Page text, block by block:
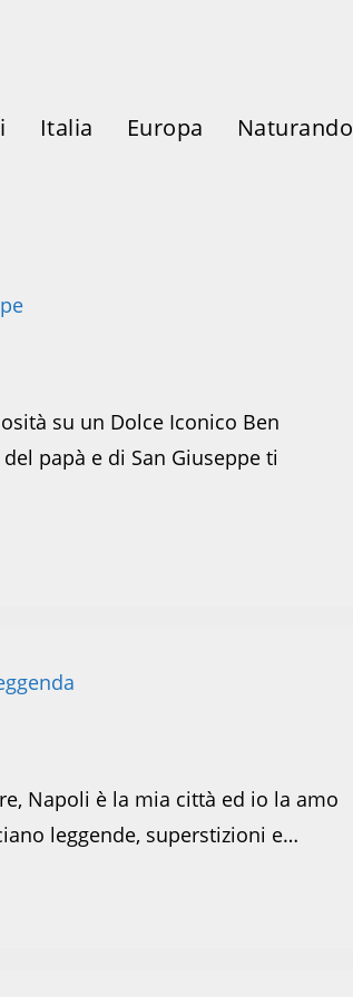
Italia Europa Naturando
su un Dolce Iconico Ben
papà e di San Giuseppe ti
Napoli è la mia città ed io la amo
leggende, superstizioni e…